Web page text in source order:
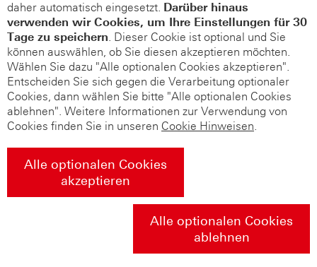
daher automatisch eingesetzt. Darüber hinaus
verwenden wir Cookies, um Ihre Einstellungen für 30
Tage zu speichern. Dieser Cookie ist optional und Sie
können auswählen, ob Sie diesen akzeptieren möchten.
Wählen Sie dazu "Alle optionalen Cookies akzeptieren".
Entscheiden Sie sich gegen die Verarbeitung optionaler
Cookies, dann wählen Sie bitte "Alle optionalen Cookies
ablehnen". Weitere Informationen zur Verwendung von
Cookies finden Sie in unseren Cookie Hinweisen.
Alle optionalen Cookies
akzeptieren
Alle optionalen Cookies
ablehnen